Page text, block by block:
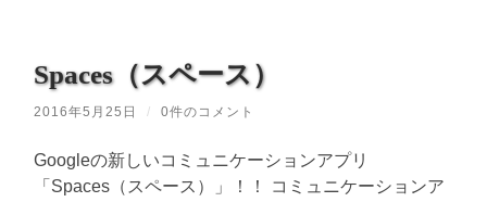
Spaces（スペース）
2016年5月25日 / 0件のコメント
Googleの新しいコミュニケーションアプリ
「Spaces（スペース）」！！ コミュニケーションア